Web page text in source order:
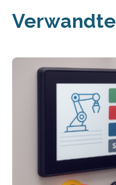
Verwandte